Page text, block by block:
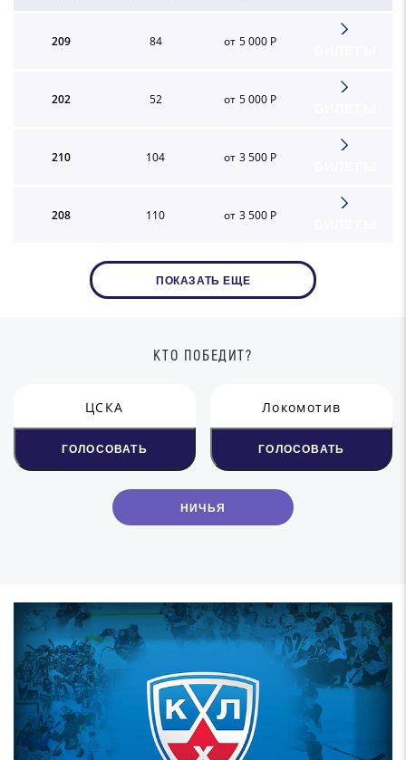
209 84 от 5 000 Р
202 52 от 5 000 Р
210 104 от 3 500 Р
208 110 от 3 500 Р
ПОКАЗАТЬ ЕЩЕ
КТО ПОБЕДИТ?
ЦСКА
ГОЛОСОВАТЬ
НИЧЬЯ
Локомотив
ГОЛОСОВАТЬ